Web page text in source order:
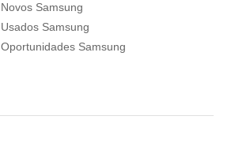
Novos Samsung
Usados Samsung
Oportunidades Samsung